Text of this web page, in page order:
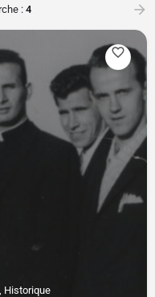
:4
Historique